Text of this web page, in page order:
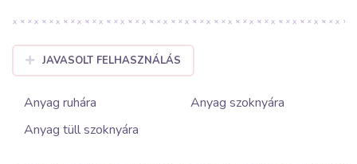
JAVASOLT FELHASZNÁLÁS
Anyag ruhára
Anyag szoknyára
Anyag tüll szoknyára